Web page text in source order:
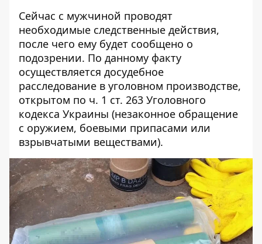
Сейчас с мужчиной проводят
необходимые следственные действия,
после чего ему будет сообщено о
подозрении. По данному факту
осуществляется досудебное
расследование в уголовном производстве,
открытом по ч. 1 ст. 263 Уголовного
кодекса Украины (незаконное обращение
с оружием, боевыми припасами или
взрывчатыми веществами).